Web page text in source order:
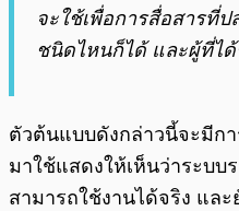
จะใช้เพื่อการสื่อสารที่
ชนิดไหนก็ได้ และผู้ที่ไ
ตัวต้นแบบดังกล่าวนี้จะมีกา
มาใช้แสดงให้เห็นว่าระบบ
สามารถใช้งานได้จริง แล